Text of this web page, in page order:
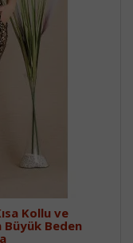
Kollu ve
Büyük Beden